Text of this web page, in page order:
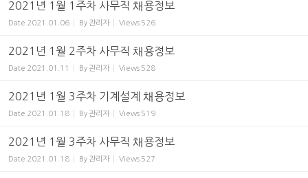
2021년 1월 1주차 사무직 채용정보
Date 2021.01.06 By 관리자 Views 526
2021년 1월 2주차 사무직 채용정보
Date 2021.01.11 By 관리자 Views 528
2021년 1월 3주차 기계설계 채용정보
Date 2021.01.18 By 관리자 Views 519
2021년 1월 3주차 사무직 채용정보
Date 2021.01.18 By 관리자 Views 527